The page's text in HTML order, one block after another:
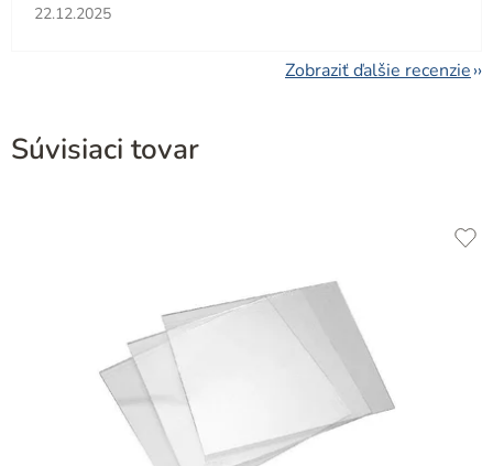
Hodnotenie obchodu je 5 z 5 hviezdičiek.
22.12.2025
Zobraziť ďalšie recenzie
Súvisiaci tovar